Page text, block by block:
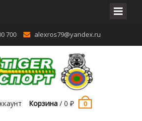
700 alexros79@yandex.ru
Корзина /0₽ 0